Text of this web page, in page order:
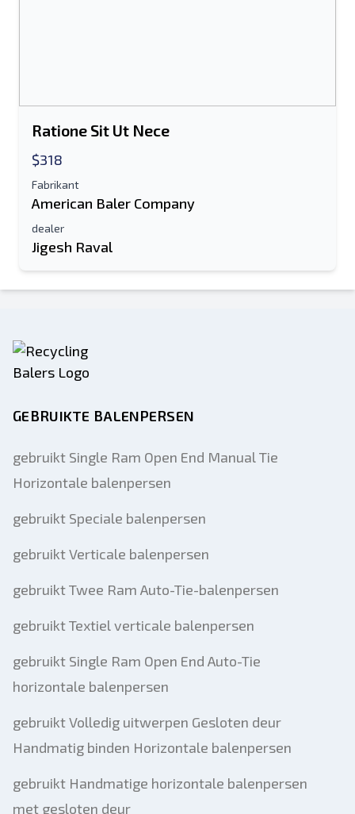
Ratione Sit Ut Nece
$318
Fabrikant
American Baler Company
dealer
Jigesh Raval
GEBRUIKTE BALENPERSEN
gebruikt Single Ram Open End Manual Tie
Horizontale balenpersen
gebruikt Speciale balenpersen
gebruikt Verticale balenpersen
gebruikt Twee Ram Auto-Tie-balenpersen
gebruikt Textiel verticale balenpersen
gebruikt Single Ram Open End Auto-Tie
horizontale balenpersen
gebruikt Volledig uitwerpen Gesloten deur
Handmatig binden Horizontale balenpersen
gebruikt Handmatige horizontale balenpersen
met gesloten deur